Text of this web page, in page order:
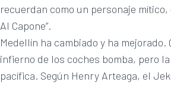
recuerdan como un personaje
Al Capone”.
Medellín ha cambiado y ha mejorado.
infierno de los coches bomba, pero
pacífica. Según Henry Arteaga, el